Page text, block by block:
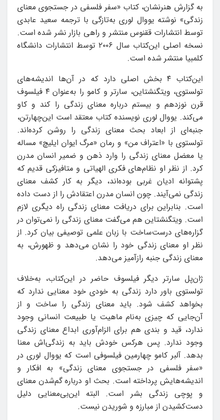
به گزارش هنرنشان، کتاب «سفر فلسفی در جستجوی معنای
زندگی» نوشته یووال لوری به‌تازگی با ترجمه سعید عابدی
توسط انتشارات ققنوس منتشر و راهی بازار نشر شده است.
نسخه اصلی این‌کتاب سال ۲۰۰۶ توسط انتشارات دانشگاه
کلمبیا منتشر شده است.
این‌کتاب ۴ بخش اصلی دارد که در آن‌ها اندیشه‌های
تولستوی، ویتگنشتاین، سارتر و کامو را به‌عنوان ۴ فیلسوف
قرن نوزدهم و بیستم درباره معنای زندگی را کند و کاو
می‌کند. یووال لوری نویسنده کتاب معتقد است این‌چهارتن،
جنبه‌ای از ابعاد بحث معنای زندگی را روشن کرده‌اند.
تولستوی با «اعتراف من» و رمان «مرگ ایوان ایلیچ» مساله
یا معضل معنای زندگی را وارد ذهن و ضمیر انسان مدرن
کرد. از نظر او نظام‌های فکری الهیاتی و متافیزکی قدیم که
پشتوانه ادیان غربی بوده‌اند، دیگر به کار کشف معنای
زندگی نمی‌آیند. چون انسان مدرن اعتقادش را از دست داده
است. بنابراین برای دریافت معنای زندگی راه دیگری لازم
است. ویتگنشتاین هم می‌گفت معنای زندگی را نمی‌توان در
گزاره‌های درست‌ساخت با زبان علمی توصیفی بیان کرد. از
نظر او معنای زندگی خود را نشان می‌دهد و ظهورش، به
معنای زندگی جنبه رازآمیز می‌دهد.
ژان‌پل سارتر دیگر فیلسوف حاضر در این‌کتاب، به‌خلاف
تولستوی باور دارد زندگی به خودی خود معنایی ندارد که
بخواهد کشف شود. باید معنای زندگی را ساخت و از
آن‌جایی که چیزی به‌نام ماهیت یا طبیعت انسانی وجود
ندارد، قید و بندی هم برای الزام‌آوری ابداع معنای زندگی
وجود ندارد. پس هرکس خودش باید به زندگی‌اش معنا
بدهد. آلبر کامو چهارمین فیلسوفی است که یووال لوری در
«سفر فلسفی در جستجوی معنای زندگی» به افکار و
اندیشه‌هایش پرداخته است. بحث او درباره گم‌شدن معنای
و پوچی زندگی بشر است. البته این‌بی‌معنایی دلیل
دست‌کشیدن از مبارزه و شوریدن نیست.